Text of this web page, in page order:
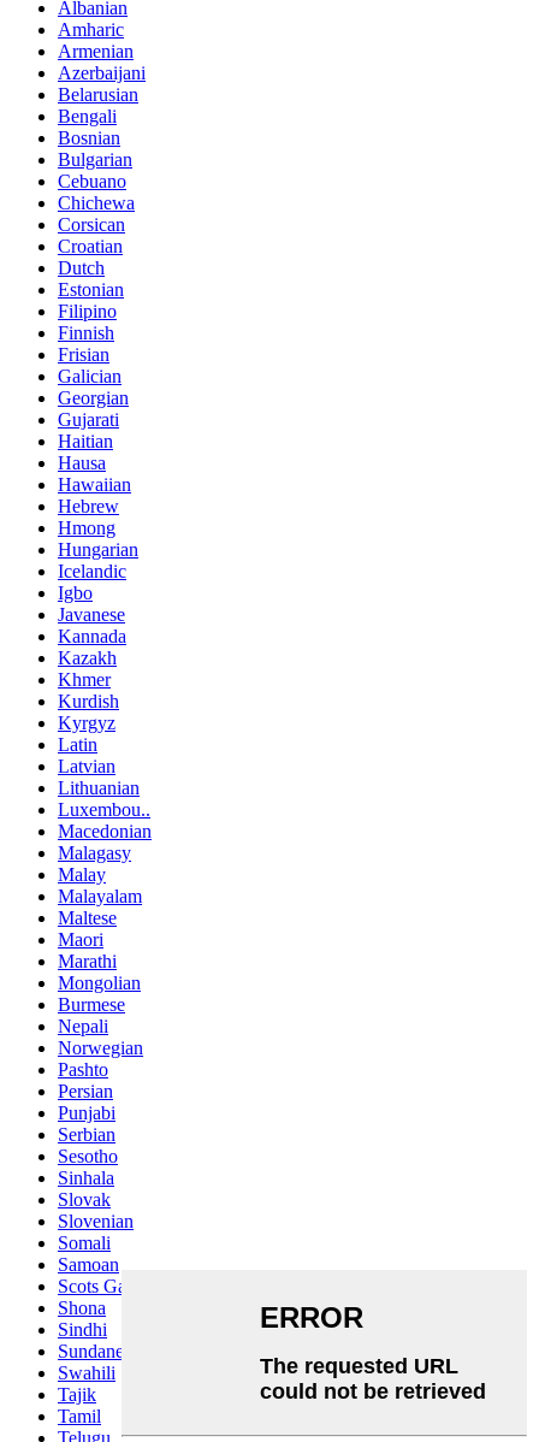
Albanian
Amharic
Armenian
Azerbaijani
Belarusian
Bengali
Bosnian
Bulgarian
Cebuano
Chichewa
Corsican
Croatian
Dutch
Estonian
Filipino
Finnish
Frisian
Galician
Georgian
Gujarati
Haitian
Hausa
Hawaiian
Hebrew
Hmong
Hungarian
Icelandic
Igbo
Javanese
Kannada
Kazakh
Khmer
Kurdish
Kyrgyz
Latin
Latvian
Lithuanian
Luxembou..
Macedonian
Malagasy
Malay
Malayalam
Maltese
Maori
Marathi
Mongolian
Burmese
Nepali
Norwegian
Pashto
Persian
Punjabi
Serbian
Sesotho
Sinhala
Slovak
Slovenian
Somali
Samoan
Scots Gaelic
Shona
Sindhi
Sundanese
Swahili
Tajik
Tamil